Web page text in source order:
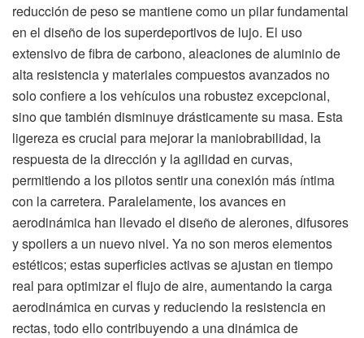
reducción de peso se mantiene como un pilar fundamental
en el diseño de los superdeportivos de lujo. El uso
extensivo de fibra de carbono, aleaciones de aluminio de
alta resistencia y materiales compuestos avanzados no
solo confiere a los vehículos una robustez excepcional,
sino que también disminuye drásticamente su masa. Esta
ligereza es crucial para mejorar la maniobrabilidad, la
respuesta de la dirección y la agilidad en curvas,
permitiendo a los pilotos sentir una conexión más íntima
con la carretera. Paralelamente, los avances en
aerodinámica han llevado el diseño de alerones, difusores
y spoilers a un nuevo nivel. Ya no son meros elementos
estéticos; estas superficies activas se ajustan en tiempo
real para optimizar el flujo de aire, aumentando la carga
aerodinámica en curvas y reduciendo la resistencia en
rectas, todo ello contribuyendo a una dinámica de